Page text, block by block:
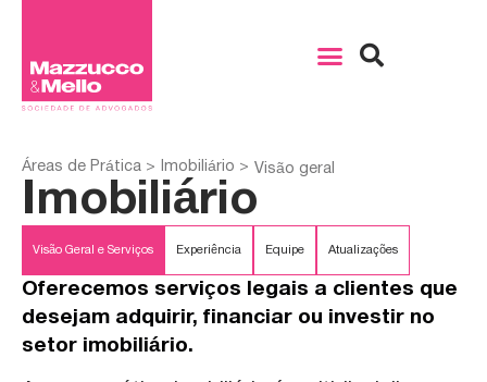
Áreas de Prática > Imobiliário > Visão geral
Imobiliário
Visão Geral e Serviços Experiência Equipe Atualizações
Oferecemos serviços legais a clientes que
desejam adquirir, financiar ou investir no
setor imobiliário.